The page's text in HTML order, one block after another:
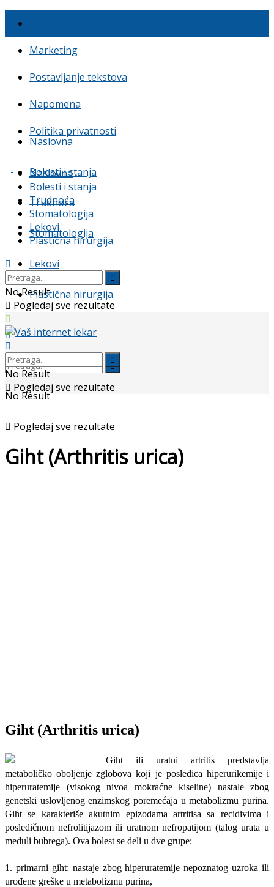
Marketing
Postavljanje tekstova
Napomena
Politika privatnosti
Naslovna
Bolesti i stanja
Trudnoća
Stomatologija
Lekovi
Plastična hirurgija
No Result
Pogledaj sve rezultate
Naslovna
Bolesti i stanja
Trudnoća
Stomatologija
Lekovi
Plastična hirurgija
No Result
Pogledaj sve rezultate
No Result
Pogledaj sve rezultate
Giht (Arthritis urica)
Giht (Arthritis urica)
Giht ili uratni artritis predstavlja
metaboličko oboljenje zglobova koji je posledica hiperurikemije i
hiperuratemije (visokog nivoa mokraćne kiseline) nastale zbog
genetski uslovljenog enzimskog poremećaja u metabolizmu purina.
Giht se karakteriše akutnim epizodama artritisa sa recidivima i
posledičnom nefrolitijazom ili uratnom nefropatijom (talog urata u
meduli bubrega). Ova bolest se deli u dve grupe:
1. primarni giht: nastaje zbog hiperuratemije nepoznatog uzroka ili
urođene greške u metabolizmu purina,